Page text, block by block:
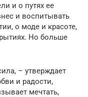
и о путях ее
и воспитывать
о моде и красоте,
Но больше
– утверждает
и радости,
мечтать,